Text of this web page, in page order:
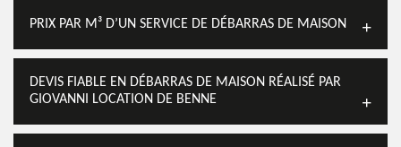
PRIX PAR M³ D’UN SERVICE DE DÉBARRAS DE MAISON
DEVIS FIABLE EN DÉBARRAS DE MAISON RÉALISÉ PAR
GIOVANNI LOCATION DE BENNE